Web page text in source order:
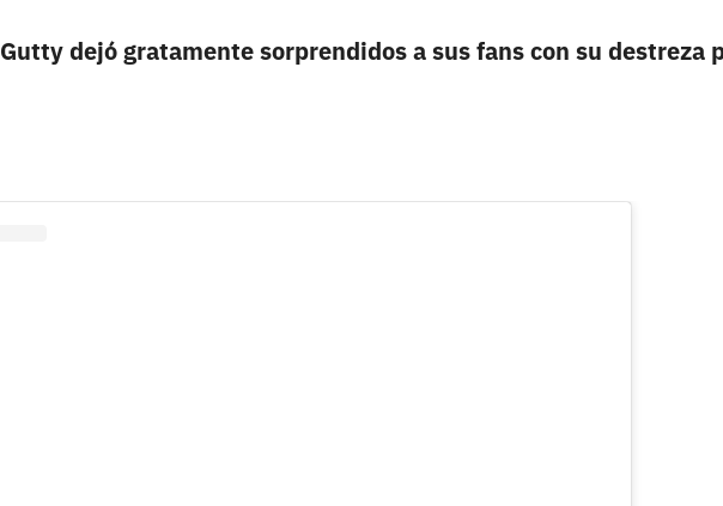
Gutty dejó gratamente sorprendidos a sus fans con su destreza